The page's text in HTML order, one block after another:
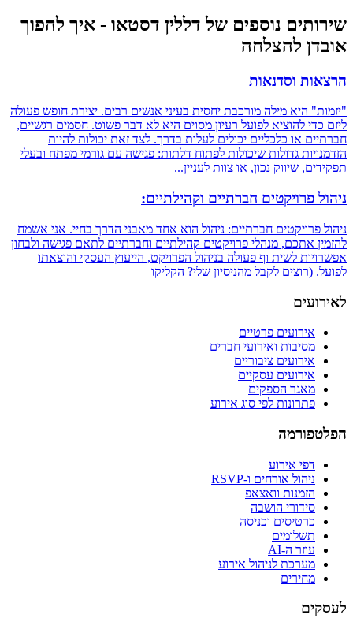
שירותים נוספים של דללין דסטאו - איך להפוך
אובדן להצלחה
הרצאות וסדנאות
"יזמות" היא מילה מורכבת יחסית בעיני אנשים רבים. יצירת חופש פעולה
ליזם כדי להוציא לפועל רעיון מסוים היא לא דבר פשוט. חסמים רגשיים,
חברתיים או כלכליים יכולים לעלות בדרך. לצד זאת יכולות להיות
הזדמנויות גדולות שיכולות לפתוח דלתות: פגישה עם גורמי מפתח ובעלי
תפקידים, שיווק נכון, או צוות לעניין...
ניהול פרויקטים חברתיים וקהילתיים:
ניהול פרויקטים חברתיים: ניהול הוא אחד מאבני הדרך בחיי. אני אשמח
להזמין אתכם, מנהלי פרויקטים קהילתיים וחברתיים לתאם פגישה ולבחון
אפשרויות לשית וף פעולה בניהול הפרויקט, הייעוץ העסקי והוצאתו
לפועל. (רוצים לקבל מהניסיון שלי? הקליקו
לאירועים
אירועים פרטיים
מסיבות ואירועי חברים
אירועים ציבוריים
אירועים עסקיים
מאגר הספקים
פתרונות לפי סוג אירוע
הפלטפורמה
דפי אירוע
ניהול אורחים ו-RSVP
הזמנות וואצאפ
סידורי הושבה
כרטיסים וכניסה
תשלומים
עוזר ה-AI
מערכת לניהול אירוע
מחירים
לעסקים